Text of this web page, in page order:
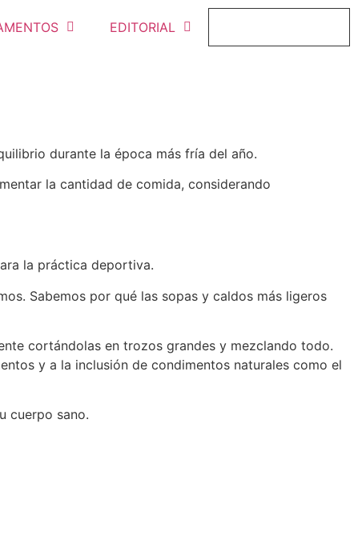
EDITORIAL
durante la época más fría del año.
la cantidad de comida, considerando
la práctica deportiva.
Sabemos por qué las sopas y caldos más ligeros
cortándolas en trozos grandes y mezclando todo.
y a la inclusión de condimentos naturales como el
cuerpo sano.